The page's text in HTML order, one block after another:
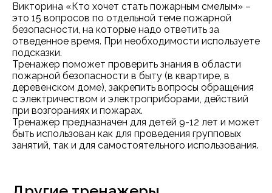
Викторина «Кто хочет стать пожарным смелым» –
это 15 вопросов по отдельной теме пожарной
безопасности, на которые надо ответить за
отведенное время. При необходимости используете
подсказки.
Тренажер поможет проверить знания в области
пожарной безопасности в быту (в квартире, в
деревенском доме), закрепить вопросы обращения
с электричеством и электроприборами, действий
при возгораниях и пожарах.
Тренажер предназначен для детей 9-12 лет и может
быть использован как для проведения групповых
занятий, так и для самостоятельного использования.